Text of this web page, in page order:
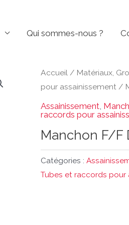
Qui sommes-nous ?
Accueil / Matériaux,
pour assainissement /
Assainissement
raccords pour
Manchon F/F
Catégories :
Tubes et raccords pour